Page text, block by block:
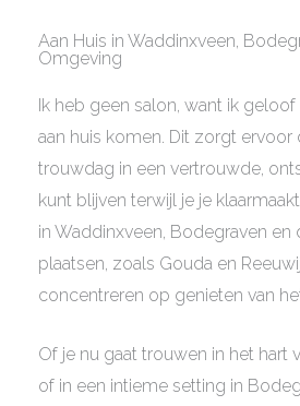
Aan Huis in Waddinxveen,
Omgeving
Ik heb geen salon, want ik
aan huis komen. Dit zorgt ervoor
trouwdag in een vertrouwde,
kunt blijven terwijl je je
in Waddinxveen, Bodegraven
plaatsen, zoals Gouda en
concentreren op genieten van
Of je nu gaat trouwen in het hart
of in een intieme setting in